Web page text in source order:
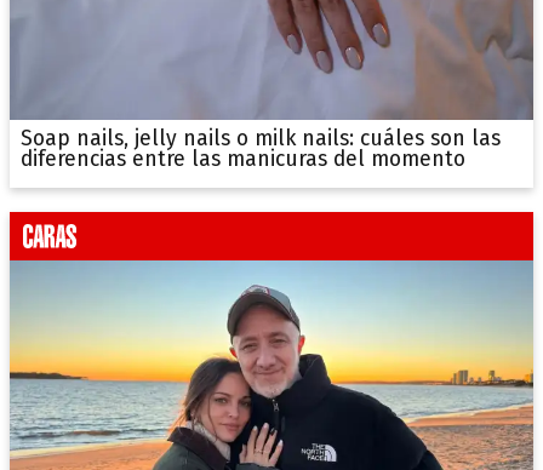
Soap nails, jelly nails o milk nails: cuáles son las
diferencias entre las manicuras del momento